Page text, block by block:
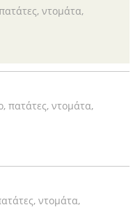
ντομάτα,
πατάτες, ντομάτα,
ντομάτα,